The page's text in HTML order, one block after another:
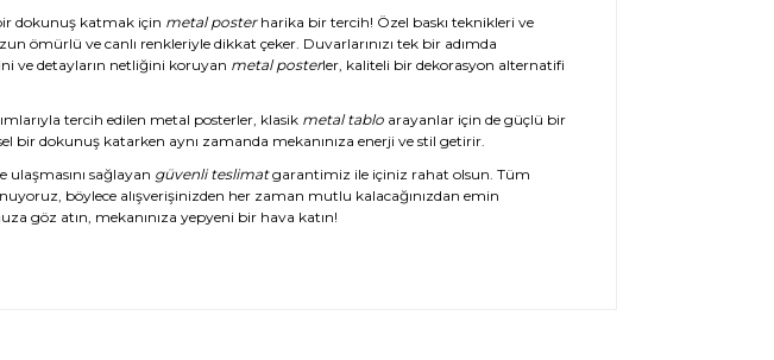
dokunuş katmak için metal posterharika bir tercih! Özel baskı teknikleri ve
ömürlü ve canlı renkleriyle dikkat çeker. Duvarlarınızı tek bir adımda
ve detayların netliğini koruyan metal posterler, kaliteli bir dekorasyon alternatifi
tercih edilen metal posterler, klasik metal tabloarayanlar için de güçlü bir
bir dokunuş katarken aynı zamanda mekanınıza enerji ve stil getirir.
sağlayan güvenli teslimatgarantimiz ile içiniz rahat olsun. Tüm
böylece alışverişinizden her zaman mutlu kalacağınızdan emin
göz atın, mekanınıza yepyeni bir hava katın!